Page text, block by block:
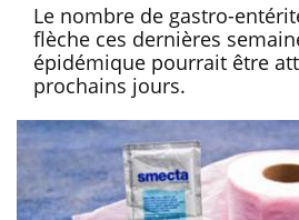
Le nombre de gastro-
flèche ces dernières
épidémique pourrait être
prochains jours.